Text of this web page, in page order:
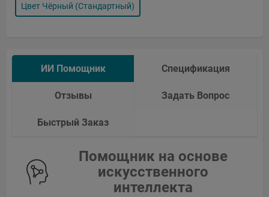
Цвет Чёрный (стандартный)
ИИ Помощник Спецификация
Отзывы Задать Вопрос
Быстрый Заказ
Помощник на основе
искусственного
интеллекта